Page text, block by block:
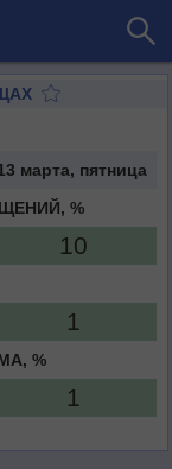
марта, пятница
%
10
1
%
1